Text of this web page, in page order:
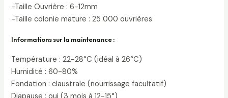
-Taille Ouvrière : 6-12mm
-Taille colonie mature : 25 000 ouvrières
Informations sur la maintenance :
Température : 22-28°C (idéal à 26°C)
Humidité : 60-80%
Fondation : claustrale (nourrissage facultatif)